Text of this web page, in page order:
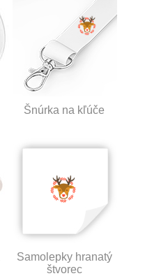
Šnúrka na kľúče
Samolepky hranatý
štvorec